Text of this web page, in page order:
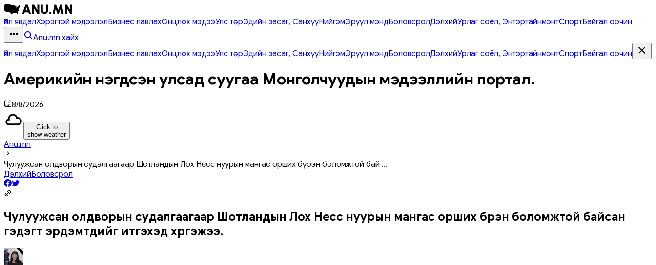
Үйл явдалХэрэгтэй мэдээлэлБизнес лавлахОнцлох мэдээУлс төрЭдийн засаг, СанхүүНийгэмЭрүүл мэндБоловсролДэлхийУрлаг соёл, ЭнтэртайнмэнтСпортБайгал орчин
Anu.mn хайх
Үйл явдалХэрэгтэй мэдээлэлБизнес лавлахОнцлох мэдээУлс төрЭдийн засаг, СанхүүНийгэмЭрүүл мэндБоловсролДэлхийУрлаг соёл, ЭнтэртайнмэнтСпортБайгал орчин
Америкийн нэгдсэн улсад суугаа Монголчуудын мэдээллийн портал.
8/8/2026
Click to
show weather
Anu.mn
Чулуужсан олдворын судалгаагаар Шотландын Лох Несс нуурын мангас орших бүрэн боломжтой бай ...
ДэлхийБоловсрол
Чулуужсан олдворын судалгаагаар Шотландын Лох Несс нуурын мангас орших бүрэн боломжтой байсан
гэдэгт эрдэмтдийг итгэхэд хүргэжээ.